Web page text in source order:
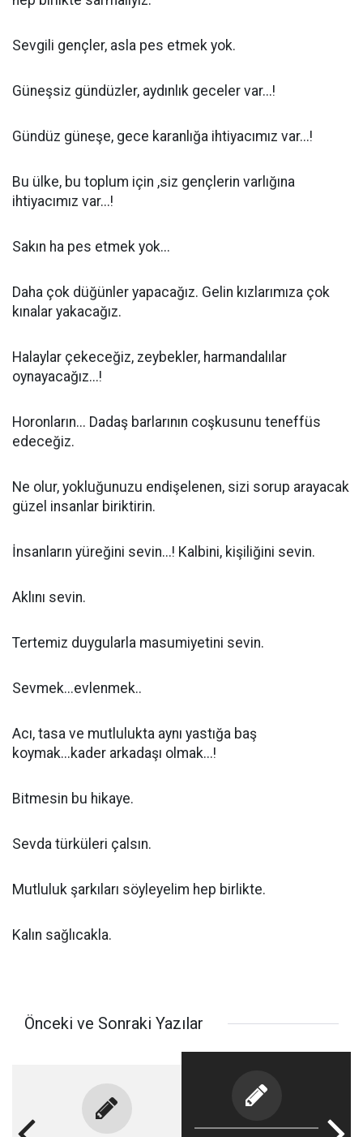
Sevgili gençler, asla pes etmek yok.
Güneşsiz gündüzler, aydınlık geceler var...!
Gündüz güneşe, gece karanlığa ihtiyacımız var...!
Bu ülke, bu toplum için ,siz gençlerin varlığına
ihtiyacımız var...!
Sakın ha pes etmek yok...
Daha çok düğünler yapacağız. Gelin kızlarımıza çok
kınalar yakacağız.
Halaylar çekeceğiz, zeybekler, harmandalılar
oynayacağız...!
Horonların... Dadaş barlarının coşkusunu teneffüs
edeceğiz.
Ne olur, yokluğunuzu endişelenen, sizi sorup arayacak
güzel insanlar biriktirin.
İnsanların yüreğini sevin...! Kalbini, kişiliğini sevin.
Aklını sevin.
Tertemiz duygularla masumiyetini sevin.
Sevmek...evlenmek..
Acı, tasa ve mutlulukta aynı yastığa baş
koymak...kader arkadaşı olmak...!
Bitmesin bu hikaye.
Sevda türküleri çalsın.
Mutluluk şarkıları söyleyelim hep birlikte.
Kalın sağlıcakla.
Önceki ve Sonraki Yazılar